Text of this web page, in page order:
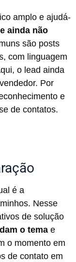
amplo e ajudá-
ainda não
são posts
com linguagem
o lead ainda
Por
e
de contatos.
é a
Nesse
de solução
o tema e
o momento em
de contato em